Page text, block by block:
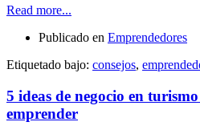
Read more...
Publicado en Emprendedores
Etiquetado bajo: consejos,
5 ideas de negocio en
emprender